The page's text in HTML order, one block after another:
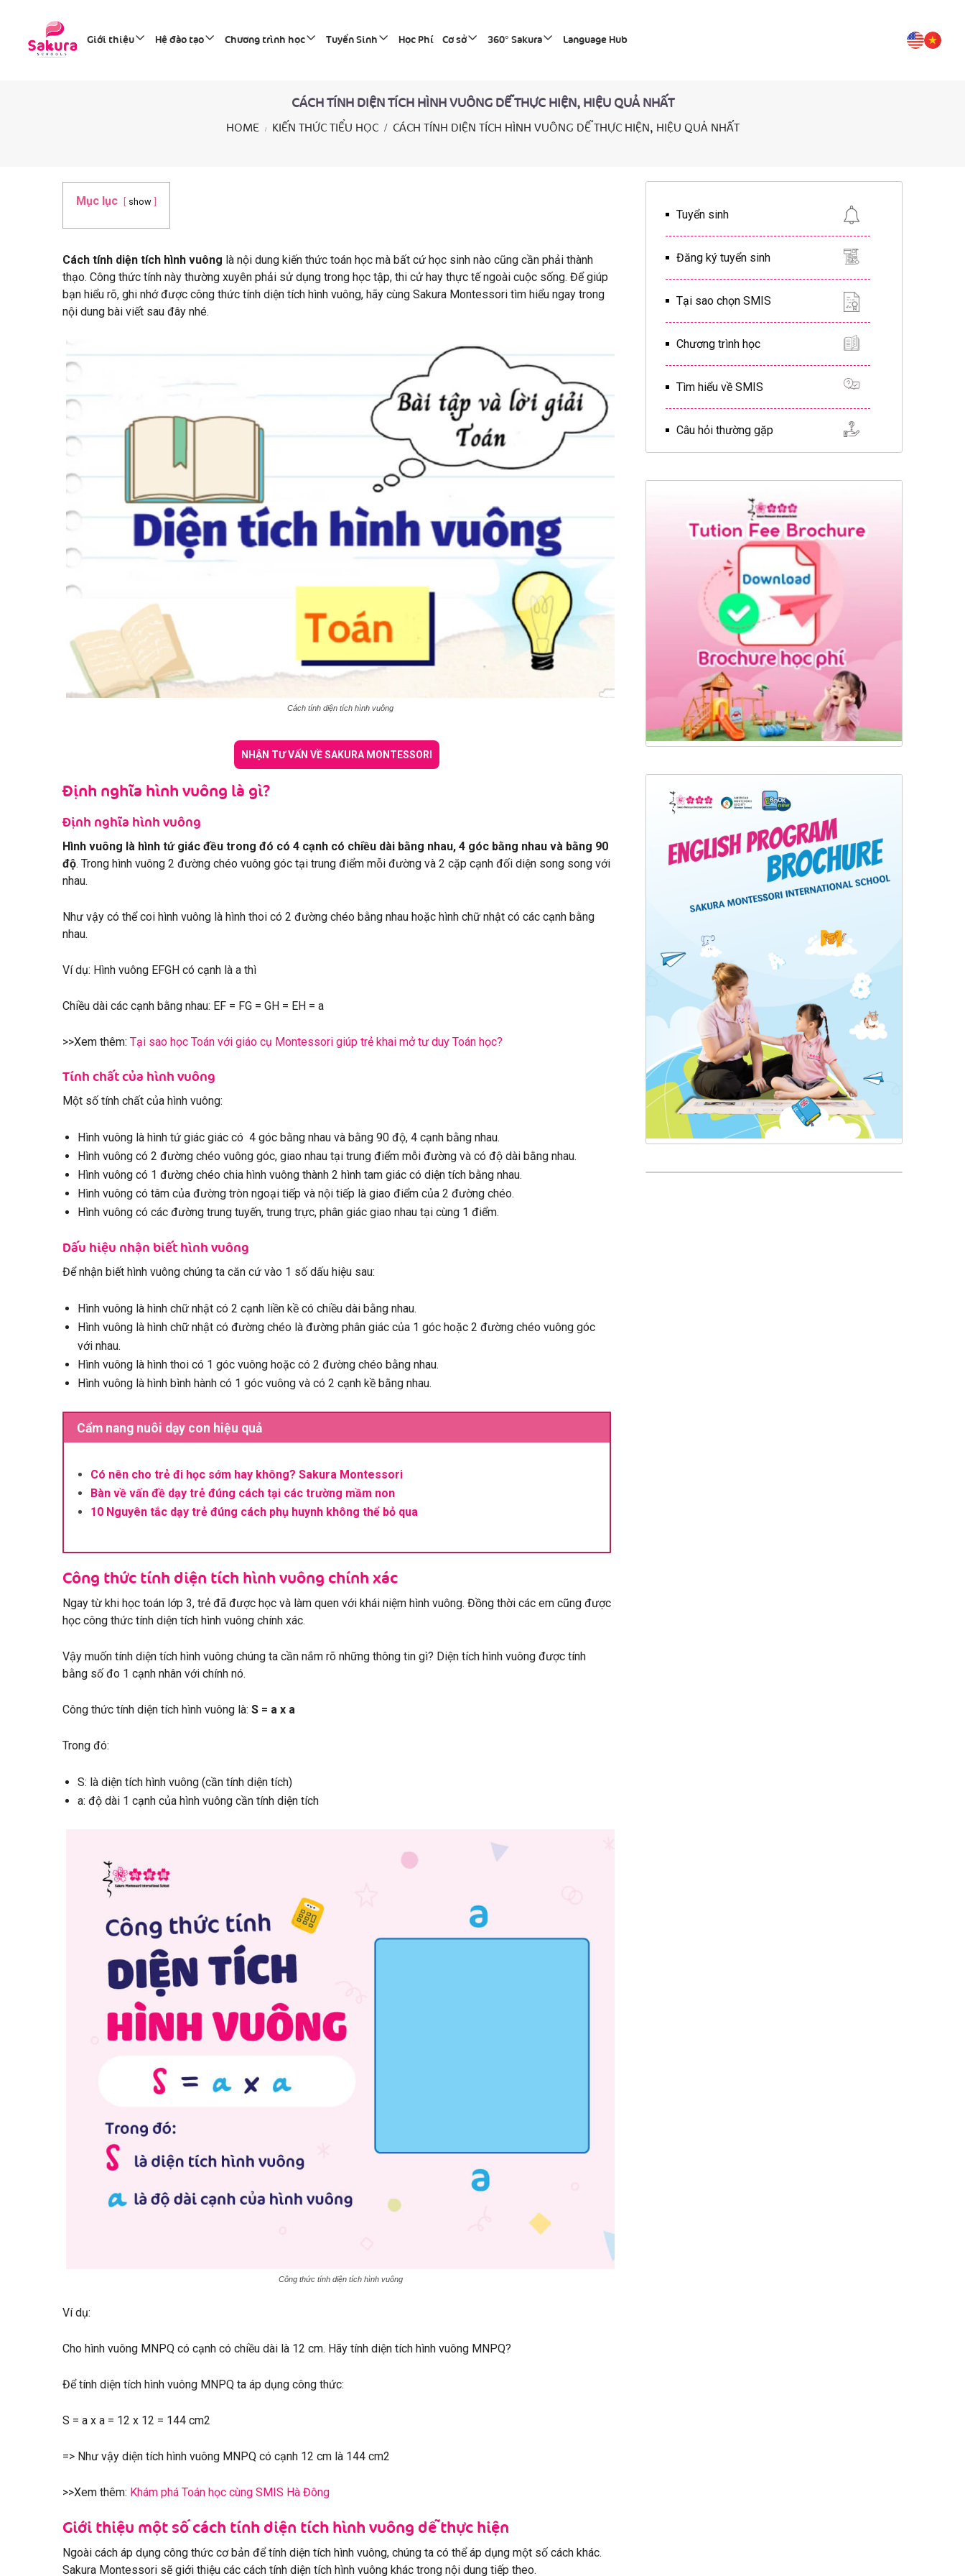
Giới thiệu Hệ đào tạo Chương trình học Tuyển Sinh Học Phí Cơ sở 360° Sakura Language Hub
CÁCH TÍNH DIỆN TÍCH HÌNH VUÔNG DỄ THỰC HIỆN, HIỆU QUẢ NHẤT
HOME KIẾN THỨC TIỂU HỌC CÁCH TÍNH DIỆN TÍCH HÌNH VUÔNG DỄ THỰC HIỆN, HIỆU QUẢ NHẤT
Mục lục show
Cách tính diện tích hình vuônglà nội dung kiến thức toán học mà bất cứ học sinh nào cũng cần phải thành
thạo. Công thức tính này thường xuyên phải sử dụng trong học tập, thi cử hay thực tế ngoài cuộc sống. Để giúp
bạn hiểu rõ, ghi nhớ được công thức tính diện tích hình vuông, hãy cùng Sakura Montessori tìm hiểu ngay trong
nội dung bài viết sau đây nhé.
Cách tính diện tích hình vuông
NHẬN TƯ VẤN VỀ SAKURA MONTESSORI
Định nghĩa hình vuông là gì?
Định nghĩa hình vuông
Hình vuông là hình tứ giác đều trong đó có 4 cạnh có chiều dài bằng nhau, 4 góc bằng nhau và bằng 90
độ. Trong hình vuông 2 đường chéo vuông góc tại trung điểm mỗi đường và 2 cặp cạnh đối diện song song với
nhau.
Như vậy có thể coi hình vuông là hình thoi có 2 đường chéo bằng nhau hoặc hình chữ nhật có các cạnh bằng
nhau.
Ví dụ: Hình vuông EFGH có cạnh là a thì
Chiều dài các cạnh bằng nhau: EF = FG = GH = EH = a
>>Xem thêm:Tại sao học Toán với giáo cụ Montessori giúp trẻ khai mở tư duy Toán học?
Tính chất của hình vuông
Một số tính chất của hình vuông:
Hình vuông là hình tứ giác giác có 4 góc bằng nhau và bằng 90 độ, 4 cạnh bằng nhau.
Hình vuông có 2 đường chéo vuông góc, giao nhau tại trung điểm mỗi đường và có độ dài bằng nhau.
Hình vuông có 1 đường chéo chia hình vuông thành 2 hình tam giác có diện tích bằng nhau.
Hình vuông có tâm của đường tròn ngoại tiếp và nội tiếp là giao điểm của 2 đường chéo.
Hình vuông có các đường trung tuyến, trung trực, phân giác giao nhau tại cùng 1 điểm.
Dấu hiệu nhận biết hình vuông
Để nhận biết hình vuông chúng ta căn cứ vào 1 số dấu hiệu sau:
Hình vuông là hình chữ nhật có 2 cạnh liền kề có chiều dài bằng nhau.
Hình vuông là hình chữ nhật có đường chéo là đường phân giác của 1 góc hoặc 2 đường chéo vuông góc
với nhau.
Hình vuông là hình thoi có 1 góc vuông hoặc có 2 đường chéo bằng nhau.
Hình vuông là hình bình hành có 1 góc vuông và có 2 cạnh kề bằng nhau.
Cẩm nang nuôi dạy con hiệu quả
Có nên cho trẻ đi học sớm hay không? Sakura Montessori
Bàn về vấn đề dạy trẻ đúng cách tại các trường mầm non
10 Nguyên tắc dạy trẻ đúng cách phụ huynh không thể bỏ qua
Công thức tính diện tích hình vuông chính xác
Ngay từ khi học toán lớp 3, trẻ đã được học và làm quen với khái niệm hình vuông. Đồng thời các em cũng được
học công thức tính diện tích hình vuông chính xác.
Vậy muốn tính diện tích hình vuông chúng ta cần nắm rõ những thông tin gì? Diện tích hình vuông được tính
bằng số đo 1 cạnh nhân với chính nó.
Công thức tính diện tích hình vuông là:S = a x a
Trong đó:
S: là diện tích hình vuông (cần tính diện tích)
a: độ dài 1 cạnh của hình vuông cần tính diện tích
Công thức tính diện tích hình vuông
Ví dụ:
Cho hình vuông MNPQ có cạnh có chiều dài là 12 cm. Hãy tính diện tích hình vuông MNPQ?
Để tính diện tích hình vuông MNPQ ta áp dụng công thức:
S = a x a = 12 x 12 = 144 cm2
=> Như vậy diện tích hình vuông MNPQ có cạnh 12 cm là 144 cm2
>>Xem thêm:Khám phá Toán học cùng SMIS Hà Đông
Giới thiệu một số cách tính diện tích hình vuông dễ thực hiện
Ngoài cách áp dụng công thức cơ bản để tính diện tích hình vuông, chúng ta có thể áp dụng một số cách khác.
Sakura Montessori sẽ giới thiệu các cách tính diện tích hình vuông khác trong nội dung tiếp theo.
Tuyển sinh
Đăng ký tuyển sinh
Tại sao chọn SMIS
Chương trình học
Tìm hiểu về SMIS
Câu hỏi thường gặp